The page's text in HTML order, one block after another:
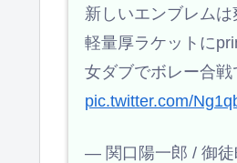
新しいエンブレムは
軽量厚ラケットに
女ダブでボレー合戦
pic.twitter.com/
— 関口陽一郎 / 御徒